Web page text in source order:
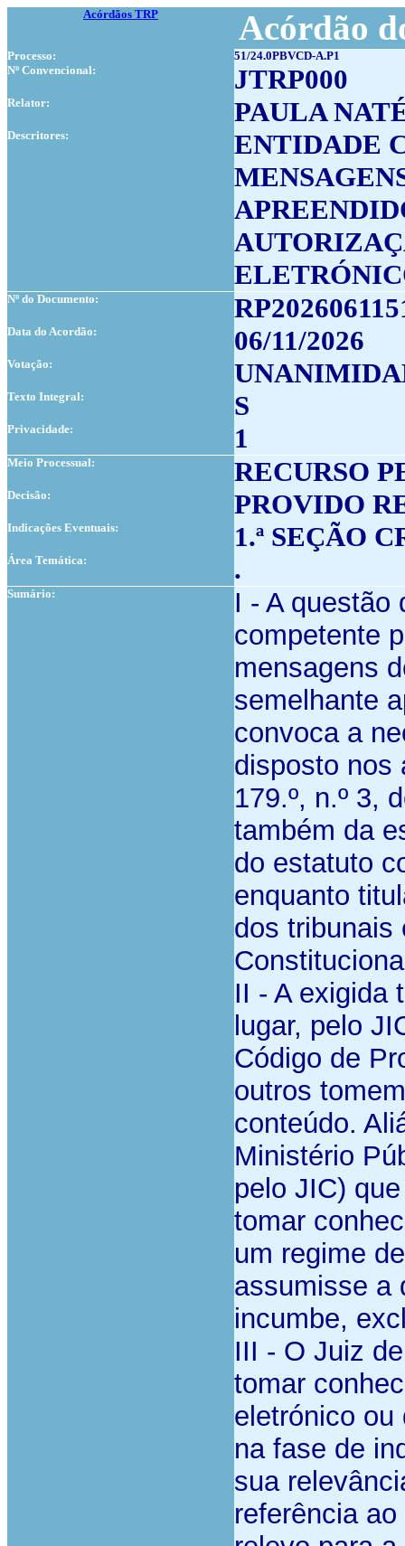
Acórdãos TRP Acórdão
Processo:
51/24.0PBVCD-A.P1
Nº Convencional:
JTRP000
Relator: PAULA
Descritores:
ENTIDADE
Nº do Documento:
Data do Acordão: 06/11/2026
Votação:
Texto Integral: S
Privacidade: 1
Meio Processual: RECURSO
Decisão: PROVIDO
Indicações Eventuais: 1.ª SEÇÃO
Área Temática: .
Sumário:
I - A questão
competente
mensagens
semelhante
convoca a
disposto nos
179.º, n.º 3,
também da
do estatuto
enquanto
dos tribunais
II - A exigida
lugar, pelo
Código de
outros
conteúdo.
Ministério
pelo JIC)
tomar
um regime
assumisse a
incumbe,
III - O Juiz
tomar
eletrónico ou
na fase de
sua
referência